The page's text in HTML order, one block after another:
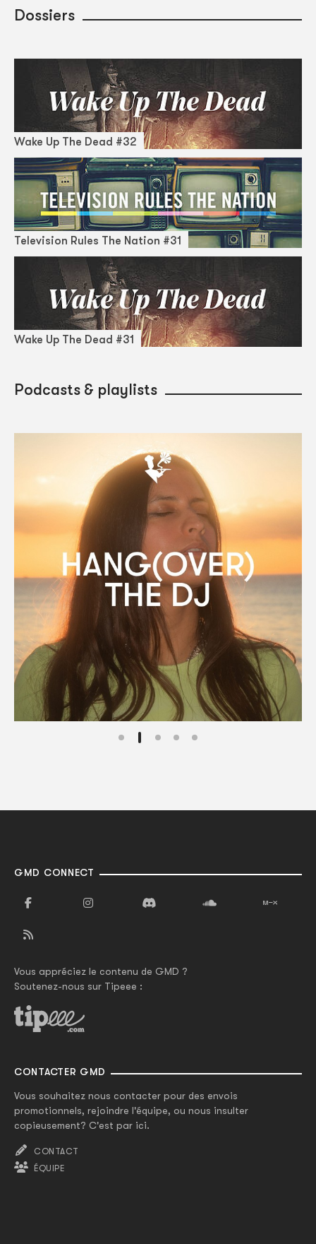
Dossiers
Wake Up The Dead #32
Television Rules The Nation #31
Wake Up The Dead #31
Podcasts & playlists
GMD CONNECT
Vous appréciez le contenu de GMD ?
Soutenez-nous sur Tipeee :
CONTACTER GMD
Vous souhaitez nous contacter pour des envois
promotionnels, rejoindre l'équipe, ou nous insulter
copieusement? C'est par ici.
CONTACT
ÉQUIPE